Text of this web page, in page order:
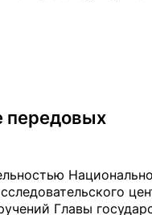
передовых
Главы